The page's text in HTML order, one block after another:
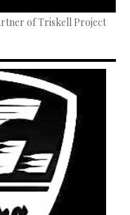
of Triskell Project